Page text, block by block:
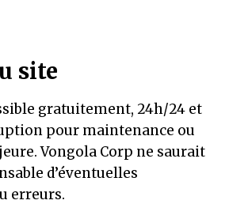
site
gratuitement, 24h/24 et
pour maintenance ou
Vongola Corp ne saurait
d’éventuelles
erreurs.